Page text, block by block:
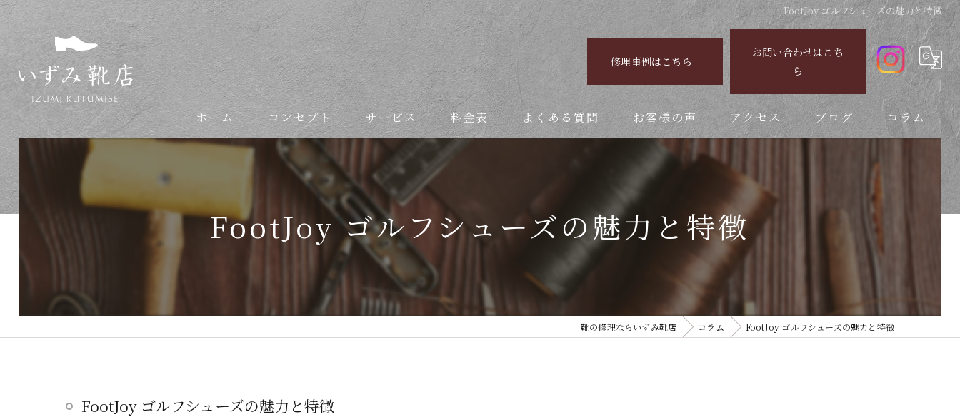
FootJoy ゴルフシューズの魅力と特徴
修理事例はこちら
お問い合わせはこち
ら
ホーム コンセプト
依頼の流れ
サービス 料金表 よくある質問 お客様の声 アクセス ブログ コラム
FootJoy ゴルフシューズの魅力と特徴
靴の修理ならいずみ靴店 コラム FootJoy ゴルフシューズの魅力と特徴
FootJoy ゴルフシューズの魅力と特徴